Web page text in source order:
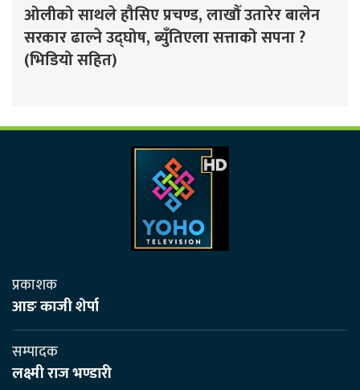
ओलीको साथले हौसिए प्रचण्ड, लाखौँ उतारेर बालेन
सरकार ढाल्ने उद्घोष, ब्युँतिएला सत्ताको सपना ?
(भिडियो सहित)
प्रकाशक
आङ काजी शेर्पा
सम्पादक
लक्ष्मी राज भण्डारी